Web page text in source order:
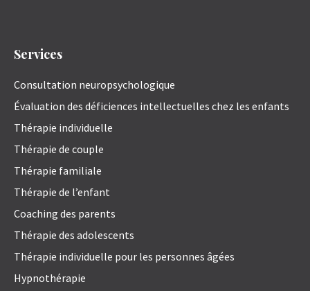
Services
Consultation neuropsychologique
Évaluation des déficiences intellectuelles chez les enfants
Thérapie individuelle
Thérapie de couple
Thérapie familiale
Thérapie de l’enfant
Coaching des parents
Thérapie des adolescents
Thérapie individuelle pour les personnes âgées
Hypnothérapie